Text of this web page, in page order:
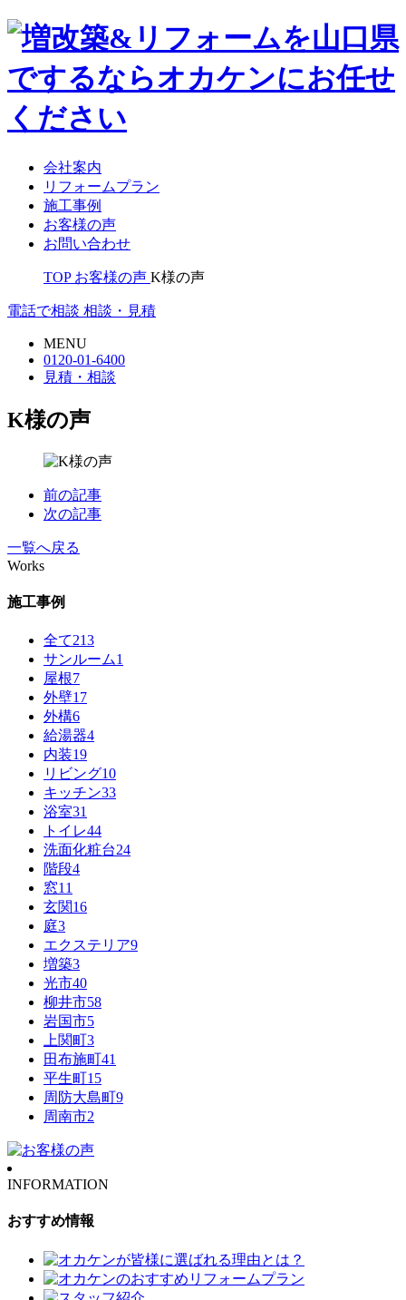
会社案内
リフォームプラン
施工事例
お客様の声
お問い合わせ
TOP お客様の声 K様の声
電話で相談 相談・見積
MENU
0120-01-6400
見積・相談
K様の声
前の記事
次の記事
一覧へ戻る
Works
施工事例
全て213
サンルーム1
屋根7
外壁17
外構6
給湯器4
内装19
リビング10
キッチン33
浴室31
トイレ44
洗面化粧台24
階段4
窓11
玄関16
庭3
エクステリア9
増築3
光市40
柳井市58
岩国市5
上関町3
田布施町41
平生町15
周防大島町9
周南市2
INFORMATION
おすすめ情報